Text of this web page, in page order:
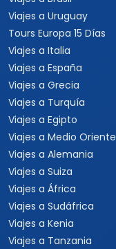
Viajes a Uruguay
Tours Europa 15 Días
Viajes a Italia
Viajes a España
Viajes a Grecia
Viajes a Turquía
Viajes a Egipto
Viajes a Medio Oriente
Viajes a Alemania
Viajes a Suiza
Viajes a África
Viajes a Sudáfrica
Viajes a Kenia
Viajes a Tanzania